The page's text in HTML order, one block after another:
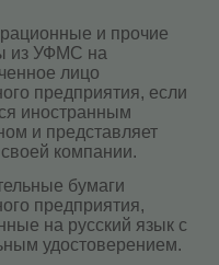
и прочие
из УФМС на
лицо
предприятия, если
иностранным
и представляет
компании.
бумаги
предприятия,
на русский язык с
удостоверением.